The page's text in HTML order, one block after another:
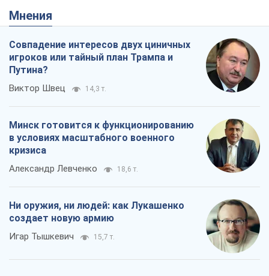
Мнения
Совпадение интересов двух циничных
игроков или тайный план Трампа и
Путина?
Виктор Швец 14,3 т.
Минск готовится к функционированию
в условиях масштабного военного
кризиса
Александр Левченко 18,6 т.
Ни оружия, ни людей: как Лукашенко
создает новую армию
Игар Тышкевич 15,7 т.